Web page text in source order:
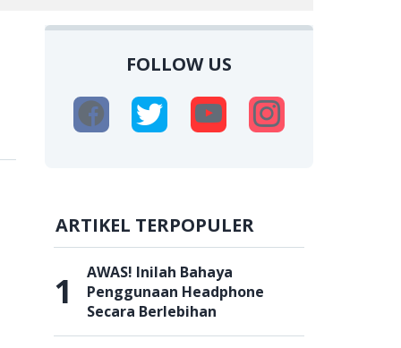
FOLLOW US
ARTIKEL TERPOPULER
1
AWAS! Inilah Bahaya
Penggunaan Headphone
Secara Berlebihan